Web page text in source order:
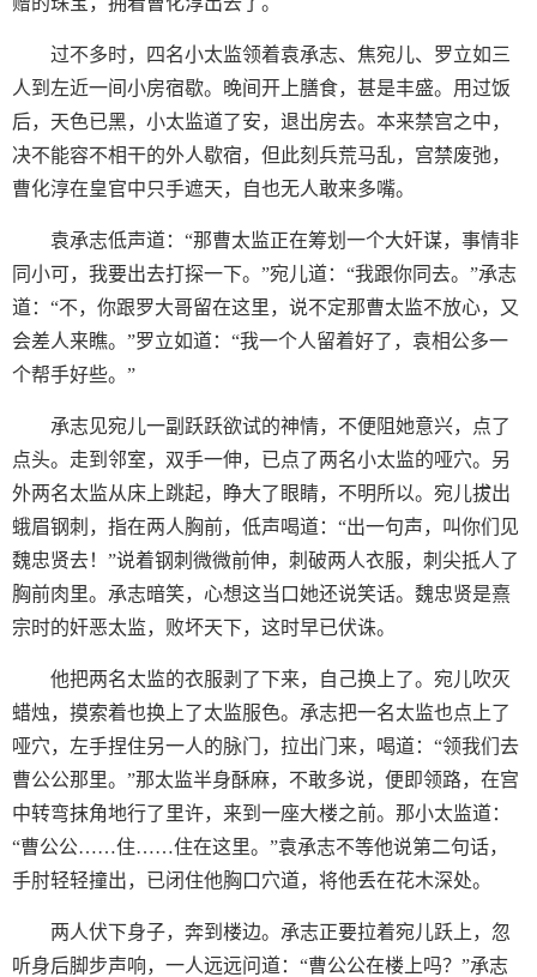
过不多时，四名小太监领着袁承志、焦宛儿、罗立如三
人到左近一间小房宿歇。晚间开上膳食，甚是丰盛。用过饭
后，天色已黑，小太监道了安，退出房去。本来禁宫之中，
决不能容不相干的外人歇宿，但此刻兵荒马乱，宫禁废弛，
曹化淳在皇官中只手遮天，自也无人敢来多嘴。
袁承志低声道：“那曹太监正在筹划一个大奸谋，事情非
同小可，我要出去打探一下。”宛儿道：“我跟你同去。”承志
道：“不，你跟罗大哥留在这里，说不定那曹太监不放心，又
会差人来瞧。”罗立如道：“我一个人留着好了，袁相公多一
个帮手好些。”
承志见宛儿一副跃跃欲试的神情，不便阻她意兴，点了
点头。走到邻室，双手一伸，已点了两名小太监的哑穴。另
外两名太监从床上跳起，睁大了眼睛，不明所以。宛儿拔出
蛾眉钢刺，指在两人胸前，低声喝道：“出一句声，叫你们见
魏忠贤去！”说着钢刺微微前伸，刺破两人衣服，刺尖抵人了
胸前肉里。承志暗笑，心想这当口她还说笑话。魏忠贤是熹
宗时的奸恶太监，败坏天下，这时早已伏诛。
他把两名太监的衣服剥了下来，自己换上了。宛儿吹灭
蜡烛，摸索着也换上了太监服色。承志把一名太监也点上了
哑穴，左手捏住另一人的脉门，拉出门来，喝道：“领我们去
曹公公那里。”那太监半身酥麻，不敢多说，便即领路，在宫
中转弯抹角地行了里许，来到一座大楼之前。那小太监道：
“曹公公……住……住在这里。”袁承志不等他说第二句话，
手肘轻轻撞出，已闭住他胸口穴道，将他丢在花木深处。
两人伏下身子，奔到楼边。承志正要拉着宛儿跃上，忽
听身后脚步声响，一人远远问道：“曹公公在楼上吗？”承志